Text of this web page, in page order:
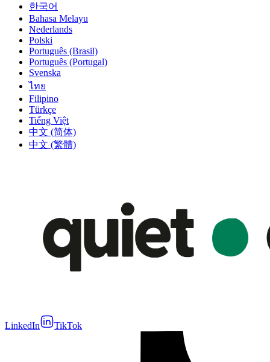
한국어
Bahasa Melayu
Nederlands
Polski
Português (Brasil)
Português (Portugal)
Svenska
ไทย
Filipino
Türkçe
Tiếng Việt
中文 (简体)
中文 (繁體)
LinkedIn TikTok